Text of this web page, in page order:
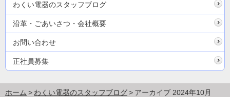
わくい電器のスタッフブログ
沿革・ごあいさつ・会社概要
お問い合わせ
正社員募集
ホーム わくい電器のスタッフブログ アーカイブ 2024年10月